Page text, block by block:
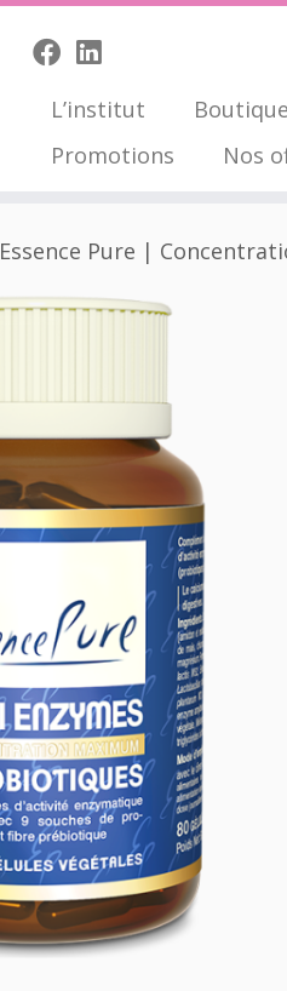
L’institut
Promotions
Nos
Essence Pure |